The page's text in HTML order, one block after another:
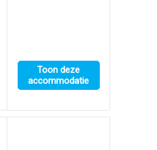
Toon deze
accommodatie